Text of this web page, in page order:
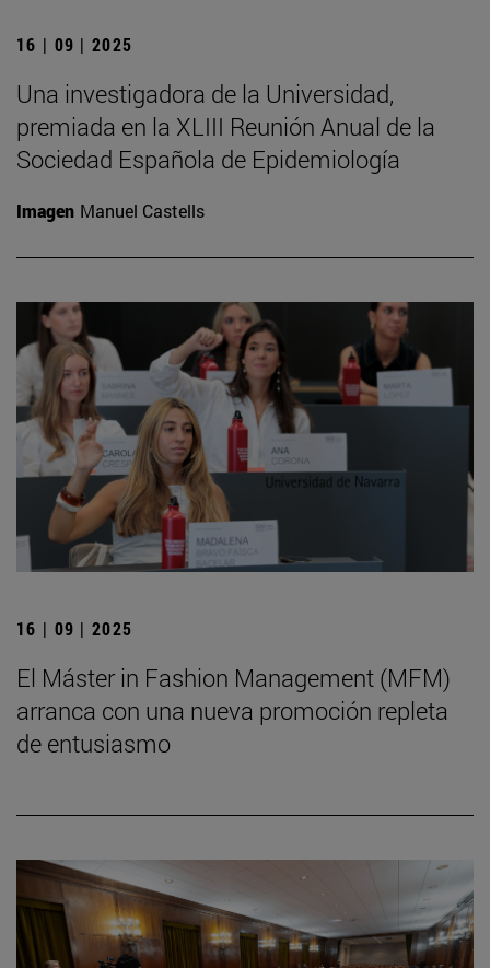
16 | 09 | 2025
Una investigadora de la Universidad,
premiada en la XLIII Reunión Anual de la
Sociedad Española de Epidemiología
Imagen Manuel Castells
16 | 09 | 2025
El Máster in Fashion Management (MFM)
arranca con una nueva promoción repleta
de entusiasmo